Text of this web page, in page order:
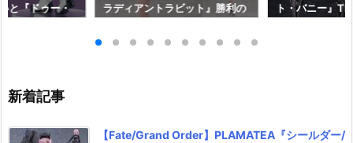
と『ドゥー・
ラディアントラビット』勝利の
約【フリーイング】より2026
ト・バニー』
新着記事
【Fate/Grand Order】PLAMATEA『シールダー/